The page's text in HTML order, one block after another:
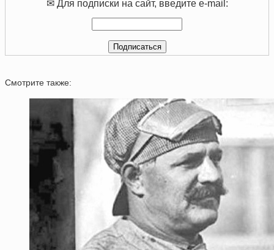
✉ Для подписки на сайт, введите e-mail:
Смотрите также: